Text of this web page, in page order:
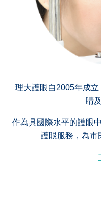
理大護眼自2005年成
睛
作為具國際水平的護眼
護眼服務，為市